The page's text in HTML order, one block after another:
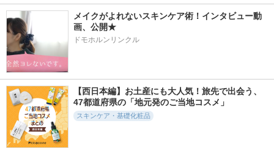
5.6
483件
マルチスクエアシー
Yunth
An四季+
Bio Lucia
メイクがよれないスキンケア術！インタビュー動
画、公開★
ドモホルンリンクル
【西日本編】お土産にも大人気！旅先で出会う、
47都道府県の「地元発のご当地コスメ」
スキンケア・基礎化粧品